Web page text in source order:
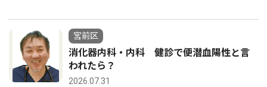
宮前区
消化器内科・内科 健診で便潜血陽性と言
われたら？
2026.07.31